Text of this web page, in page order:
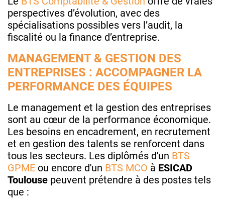
perspectives d’évolution, avec des
spécialisations possibles vers l’audit, la
fiscalité ou la finance d’entreprise.
MANAGEMENT & GESTION DES
ENTREPRISES : ACCOMPAGNER LA
PERFORMANCE DES ÉQUIPES
Le management et la gestion des entreprises
sont au cœur de la performance économique.
Les besoins en encadrement, en recrutement
et en gestion des talents se renforcent dans
tous les secteurs. Les diplômés d'un BTS
GPME ou encore d'un BTS MCO à ESICAD
Toulouse peuvent prétendre à des postes tels
que :